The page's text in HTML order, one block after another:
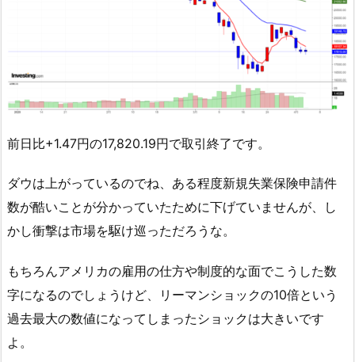
前日比+1.47円の17,820.19円で取引終了です。
ダウは上がっているのでね、ある程度新規失業保険申請件
数が酷いことが分かっていたために下げていませんが、し
かし衝撃は市場を駆け巡っただろうな。
もちろんアメリカの雇用の仕方や制度的な面でこうした数
字になるのでしょうけど、リーマンショックの10倍という
過去最大の数値になってしまったショックは大きいです
よ。